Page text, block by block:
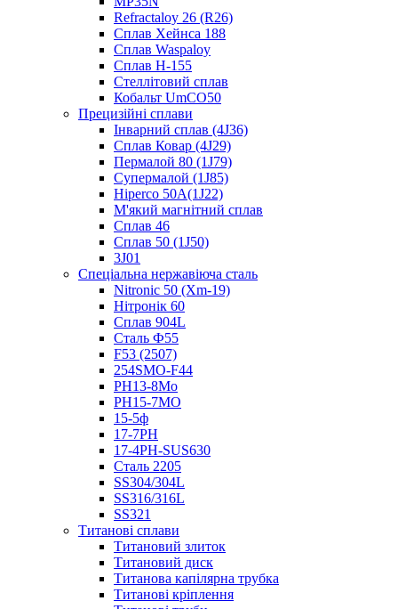
Refractaloy 26 (R26)
Сплав Хейнса 188
Сплав Waspaloy
Сплав Н-155
Стеллітовий сплав
Кобальт UmCO50
Прецизійні сплави
Інварний сплав (4J36)
Сплав Ковар (4J29)
Пермалой 80 (1J79)
Супермалой (1J85)
Hiperco 50A(1J22)
М'який магнітний сплав
Сплав 46
Сплав 50 (1J50)
3J01
Спеціальна нержавіюча сталь
Nitronic 50 (Xm-19)
Нітронік 60
Сплав 904L
Сталь Ф55
F53 (2507)
254SMO-F44
PH13-8Mo
PH15-7MO
15-5ф
17-7PH
17-4PH-SUS630
Сталь 2205
SS304/304L
SS316/316L
SS321
Титанові сплави
Титановий злиток
Титановий диск
Титанова капілярна трубка
Титанові кріплення